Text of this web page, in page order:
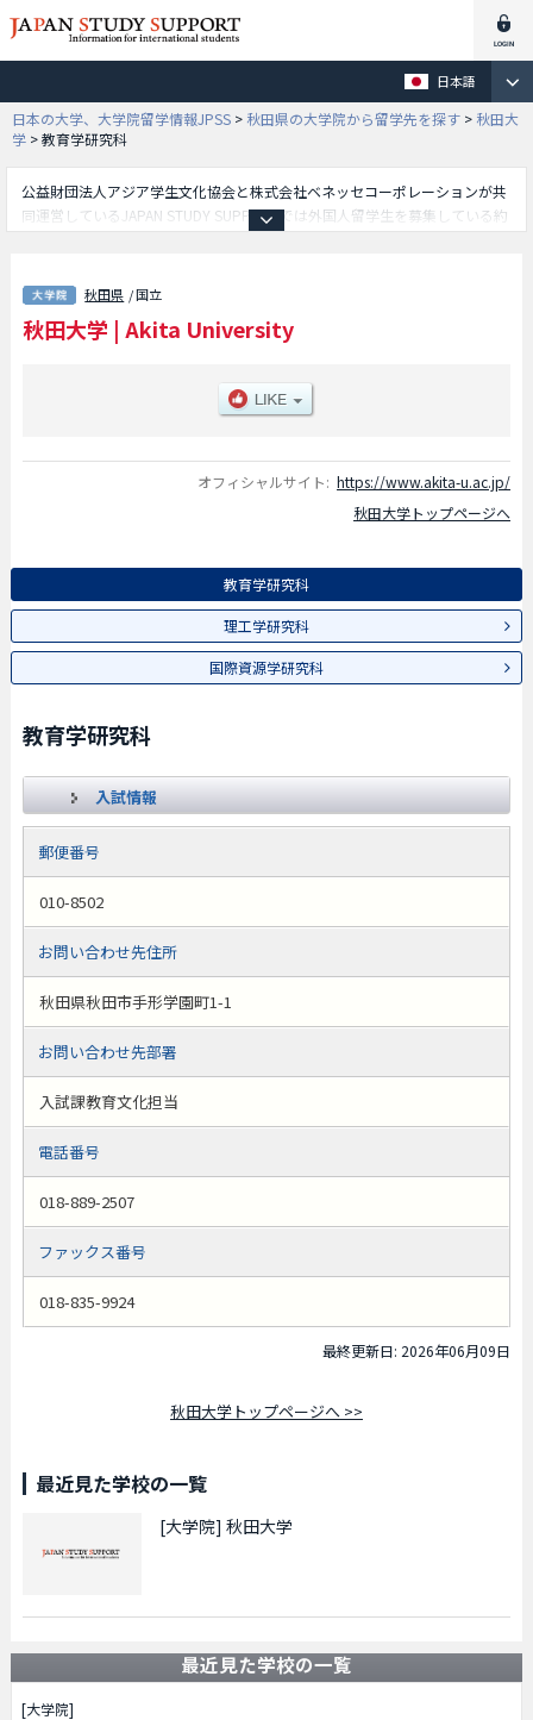
日本語
日本の大学、大学院留学情報JPSS > 秋田県の大学院から留学先を探す > 秋田大
学 >教育学研究科
公益財団法人アジア学生文化協会と株式会社ベネッセコーポレーションが共
同運営しているJAPAN STUDY SUPPORTでは外国人留学生を募集している約
学研究科や国際資源学研究科等、研究科別情報や、募集定員や合格者数など
入試情報、施設案内、アクセスなど外国人留学生に必要な情報を掲載してい
るので是非ご利用ください。
秋田県 / 国立
秋田大学 | Akita University
オフィシャルサイト: https://www.akita-u.ac.jp/
秋田大学トップページへ
教育学研究科
理工学研究科
国際資源学研究科
教育学研究科
入試情報
郵便番号
010-8502
お問い合わせ先住所
秋田県秋田市手形学園町1-1
お問い合わせ先部署
入試課教育文化担当
電話番号
018-889-2507
ファックス番号
018-835-9924
最終更新日: 2026年06月09日
秋田大学トップページへ >>
最近見た学校の一覧
[大学院] 秋田大学
最近見た学校の一覧
[大学院]